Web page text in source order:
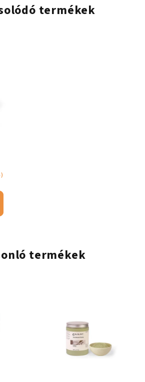
termékek
termékek